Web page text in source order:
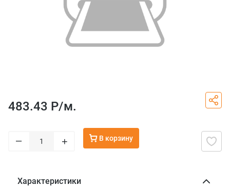
483.43 Р/м.
– + В корзину
Характеристики